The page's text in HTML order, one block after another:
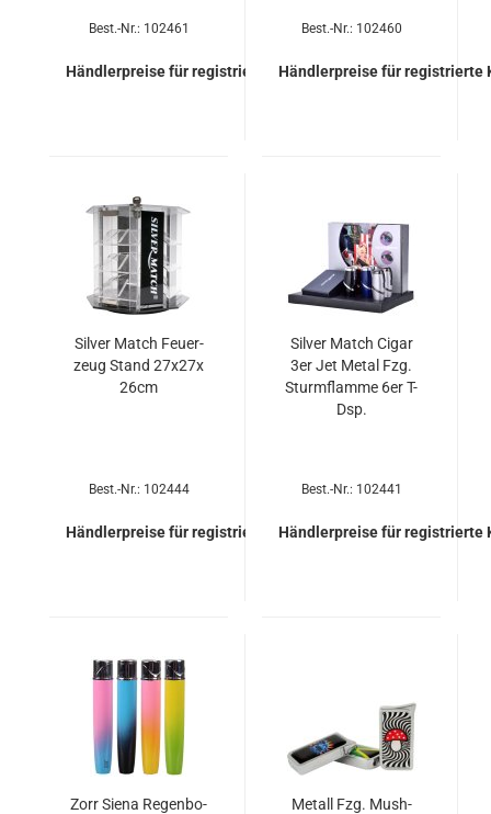
Best.-Nr.: 102461
Händlerpreise für registrierte Kunden
Best.-Nr.: 102460
Händlerpreise für registrierte
Sil­ver Match Feu­er­
zeug Stand 27x27x
26cm
Best.-Nr.: 102444
Händlerpreise für registrierte Kunden
Sil­ver Match Cigar
3er Jet Metal Fzg.
Sturm­flam­me 6er T-
Dsp.
Best.-Nr.: 102441
Händlerpreise für registrierte
Zorr Siena Re­gen­bo­
Me­tall Fzg. Mush­